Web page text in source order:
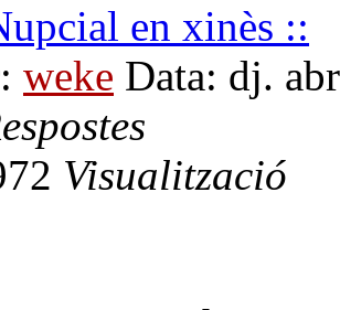
en xinès ::
weke Data: dj.
Visualització